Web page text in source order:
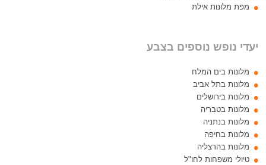
מפת מלונות אילת
יעדי נופש נוספים בצבע
מלונות בים המלח
מלונות בתל אביב
מלונות בירושלים
מלונות בטבריה
מלונות בנתניה
מלונות בחיפה
מלונות בהרצליה
טיולי משפחות לחו"ל